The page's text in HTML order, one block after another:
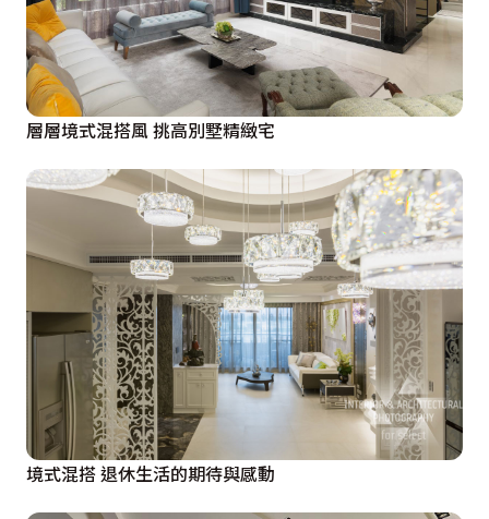
層層境式混搭風 挑高別墅精緻宅
境式混搭 退休生活的期待與感動